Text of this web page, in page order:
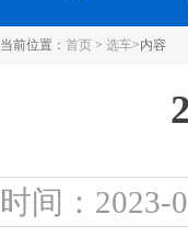
当前位置： 首页 > 选车>内容
时间：2023-